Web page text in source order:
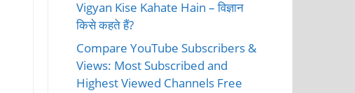
Vigyan Kise Kahate Hain – विज्ञान
किसे कहते हैं?
Compare YouTube Subscribers &
Views: Most Subscribed and
Highest Viewed Channels Free